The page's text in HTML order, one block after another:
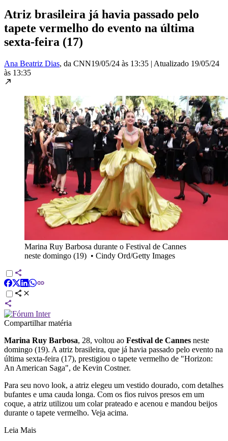
Atriz brasileira já havia passado pelo
tapete vermelho do evento na última
sexta-feira (17)
Ana Beatriz Dias, da CNN19/05/24 às 13:35 | Atualizado 19/05/24
às 13:35
Marina Ruy Barbosa durante o Festival de Cannes
neste domingo (19) • Cindy Ord/Getty Images
Compartilhar matéria
Marina Ruy Barbosa, 28, voltou ao Festival de Cannes neste
domingo (19). A atriz brasileira, que já havia passado pelo evento na
última sexta-feira (17), prestigiou o tapete vermelho de "Horizon:
An American Saga", de Kevin Costner.
Para seu novo look, a atriz elegeu um vestido dourado, com detalhes
bufantes e uma cauda longa. Com os fios ruivos presos em um
coque, a atriz utilizou um colar prateado e acenou e mandou beijos
durante o tapete vermelho. Veja acima.
Leia Mais